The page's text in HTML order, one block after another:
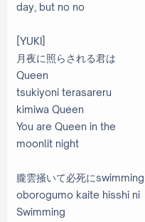
day, but no no
[YUKI]
月夜に照らされる君は
Queen
tsukiyoni terasareru
kimiwa Queen
You are Queen in the
moonlit night
朧雲掻いて必死にswimming
oborogumo kaite hisshi ni
Swimming